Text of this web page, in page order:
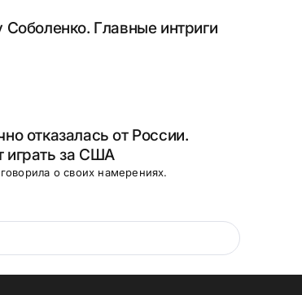
Главные интриги
отказалась от России.
играть за США
о своих намерениях.